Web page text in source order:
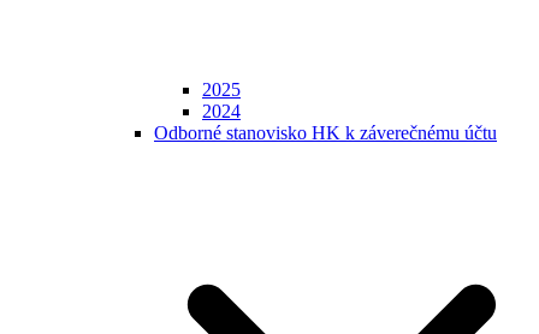
2025
2024
Odborné stanovisko HK k záverečnému účtu